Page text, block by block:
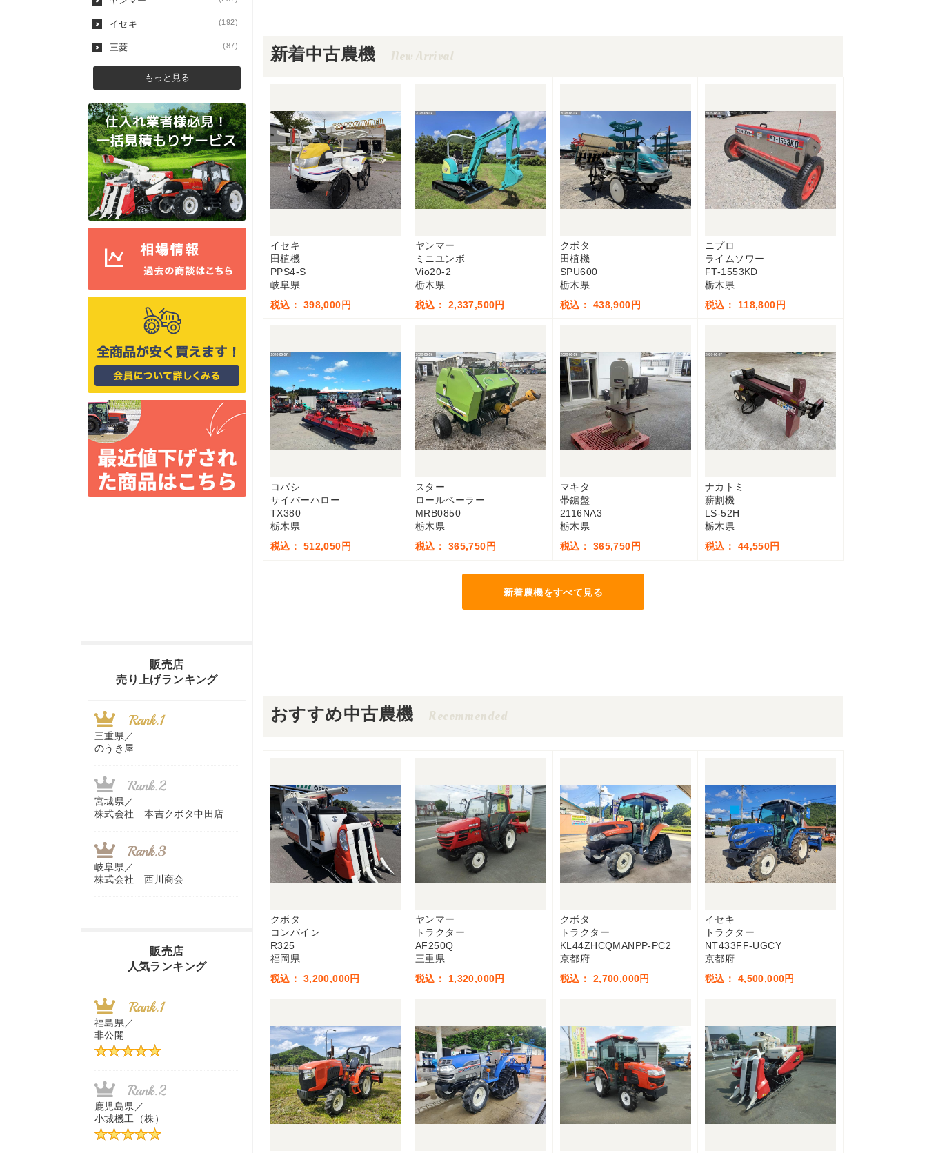
新着中古農機 New Arrival
イセキ
田植機
PPS4-S
岐阜県
税込： 398,000円
ヤンマー
ミニユンボ
Vio20-2
栃木県
税込： 2,337,500円
クボタ
田植機
SPU600
栃木県
税込： 438,900円
ニプロ
ライムソワー
FT-1553KD
栃木県
税込： 118,800円
コバシ
サイバーハロー
TX380
栃木県
税込： 512,050円
スター
ロールベーラー
MRB0850
栃木県
税込： 365,750円
マキタ
帯鋸盤
2116NA3
栃木県
税込： 365,750円
ナカトミ
薪割機
LS-52H
栃木県
税込： 44,550円
新着農機をすべて見る
おすすめ中古農機 Recommended
クボタ
コンバイン
R325
福岡県
税込： 3,200,000円
ヤンマー
トラクター
AF250Q
三重県
税込： 1,320,000円
クボタ
トラクター
KL44ZHCQMANPP-PC2
京都府
税込： 2,700,000円
イセキ
トラクター
NT433FF-UGCY
京都府
税込： 4,500,000円
イセキ (192)
三菱 (87)
もっと見る
販売店
売り上げランキング
三重県／
のうき屋
宮城県／
株式会社 本吉クボタ中田店
岐阜県／
株式会社 西川商会
農機リンクス
山梨県／
株式会社 ヨダ兄弟商会
近江商事合同会社：「茨城中古
農建機販売」
販売店
人気ランキング
福島県／
非公開
鹿児島県／
小城機工（株）